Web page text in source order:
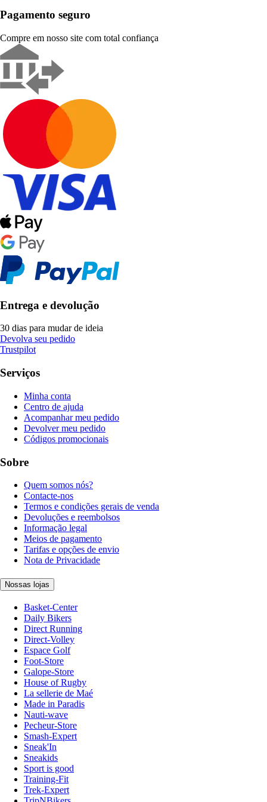
Pagamento seguro
Compre em nosso site com total confiança
Entrega e devolução
30 dias para mudar de ideia
Devolva seu pedido
Trustpilot
Serviços
Minha conta
Centro de ajuda
Acompanhar meu pedido
Devolver meu pedido
Códigos promocionais
Sobre
Quem somos nós?
Contacte-nos
Termos e condições gerais de venda
Devoluções e reembolsos
Informação legal
Meios de pagamento
Tarifas e opções de envio
Nota de Privacidade
Nossas lojas
Basket-Center
Daily Bikers
Direct Running
Direct-Volley
Espace Golf
Foot-Store
Galope-Store
House of Rugby
La sellerie de Maé
Made in Paradis
Nauti-wave
Pecheur-Store
Smash-Expert
Sneak'In
Sneakids
Sport is good
Training-Fit
Trek-Expert